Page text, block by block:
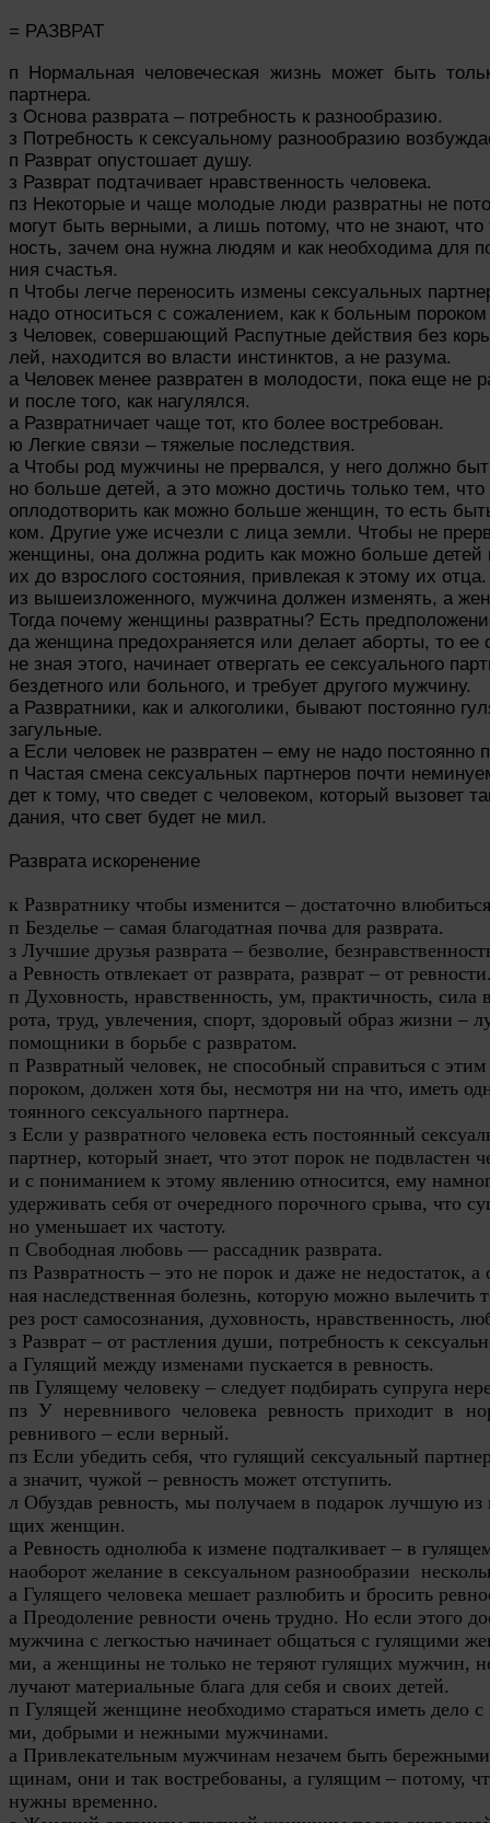
= РАЗВРАТ
п Нормальная человеческая жизнь может быть
партнера.
з Основа разврата – потребность к разнообразию.
з Потребность к сексуальному разнообразию
п Разврат опустошает душу.
з Разврат подтачивает нравственность человека.
пз Некоторые и чаще молодые люди развратны не
могут быть верными, а лишь потому, что не знают, что
ность, зачем она нужна людям и как необходима для
ния счастья.
п Чтобы легче переносить измены сексуальных
надо относиться с сожалением, как к больным
з Человек, совершающий Распутные действия без
лей, находится во власти инстинктов, а не разума.
а Человек менее развратен в молодости, пока еще не
и после того, как нагулялся.
а Развратничает чаще тот, кто более востребован.
ю Легкие связи – тяжелые последствия.
а Чтобы род мужчины не прервался, у него должно
но больше детей, а это можно достичь только тем,
оплодотворить как можно больше женщин, то есть
ком. Другие уже исчезли с лица земли. Чтобы не
женщины, она должна родить как можно больше детей
их до взрослого состояния, привлекая к этому их
из вышеизложенного, мужчина должен изменять, а
Тогда почему женщины развратны? Есть
да женщина предохраняется или делает аборты, то ее
не зная этого, начинает отвергать ее сексуального
бездетного или больного, и требует другого мужчину.
а Развратники, как и алкоголики, бывают постоянно
загульные.
а Если человек не развратен – ему не надо постоянно
п Частая смена сексуальных партнеров почти
дет к тому, что сведет с человеком, который вызовет
дания, что свет будет не мил.
Разврата искоренение
к Развратнику чтобы изменится – достаточно
п Безделье – самая благодатная почва для разврата.
з Лучшие друзья разврата – безволие,
а Ревность отвлекает от разврата, разврат – от
п Духовность, нравственность, ум, практичность, сила
рота, труд, увлечения, спорт, здоровый образ жизни –
помощники в борьбе с развратом.
п Развратный человек, не способный справиться с
пороком, должен хотя бы, несмотря ни на что, иметь
тоянного сексуального партнера.
з Если у развратного человека есть постоянный
партнер, который знает, что этот порок не подвластен
и с пониманием к этому явлению относится, ему
удерживать себя от очередного порочного срыва, что
но уменьшает их частоту.
п Свободная любовь — рассадник разврата.
пз Развратность – это не порок и даже не недостаток,
ная наследственная болезнь, которую можно вылечить
рез рост самосознания, духовность, нравственность,
з Разврат – от растления души, потребность к
а Гулящий между изменами пускается в ревность.
пв Гулящему человеку – следует подбирать супруга
пз У неревнивого человека ревность приходит в
ревнивого – если верный.
пз Если убедить себя, что гулящий сексуальный
а значит, чужой – ревность может отступить.
л Обуздав ревность, мы получаем в подарок лучшую из
щих женщин.
а Ревность однолюба к измене подталкивает – в
наоборот желание в сексуальном разнообразии
а Гулящего человека мешает разлюбить и бросить
а Преодоление ревности очень трудно. Но если этого
мужчина с легкостью начинает общаться с гулящими
ми, а женщины не только не теряют гулящих мужчин,
лучают материальные блага для себя и своих детей.
п Гулящей женщине необходимо стараться иметь дело
ми, добрыми и нежными мужчинами.
а Привлекательным мужчинам незачем быть
щинам, они и так востребованы, а гулящим – потому,
нужны временно.